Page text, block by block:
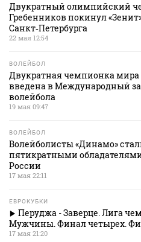
Двукратный олимпийский
Гребенников покинул
Санкт‑Петербурга
22 мая 12:54
ВОЛЕЙБОЛ
Двукратная чемпионка мира
введена в Международный
волейбола
19 мая 09:47
ВОЛЕЙБОЛ
Волейболисты «Динамо»
пятикратными
России
17 мая 22:11
ЕВРОКУБКИ
Перуджа - Заверце. Лига
Мужчины. Финал четырех.
17 мая 21:20